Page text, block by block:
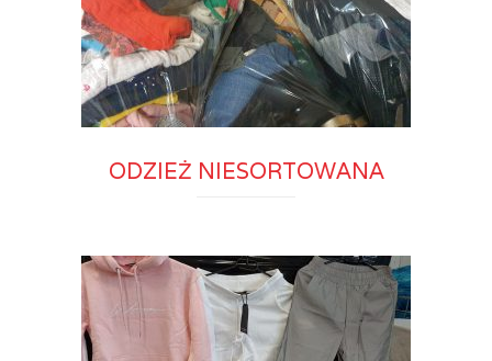
ODZIEŻ NIESORTOWANA